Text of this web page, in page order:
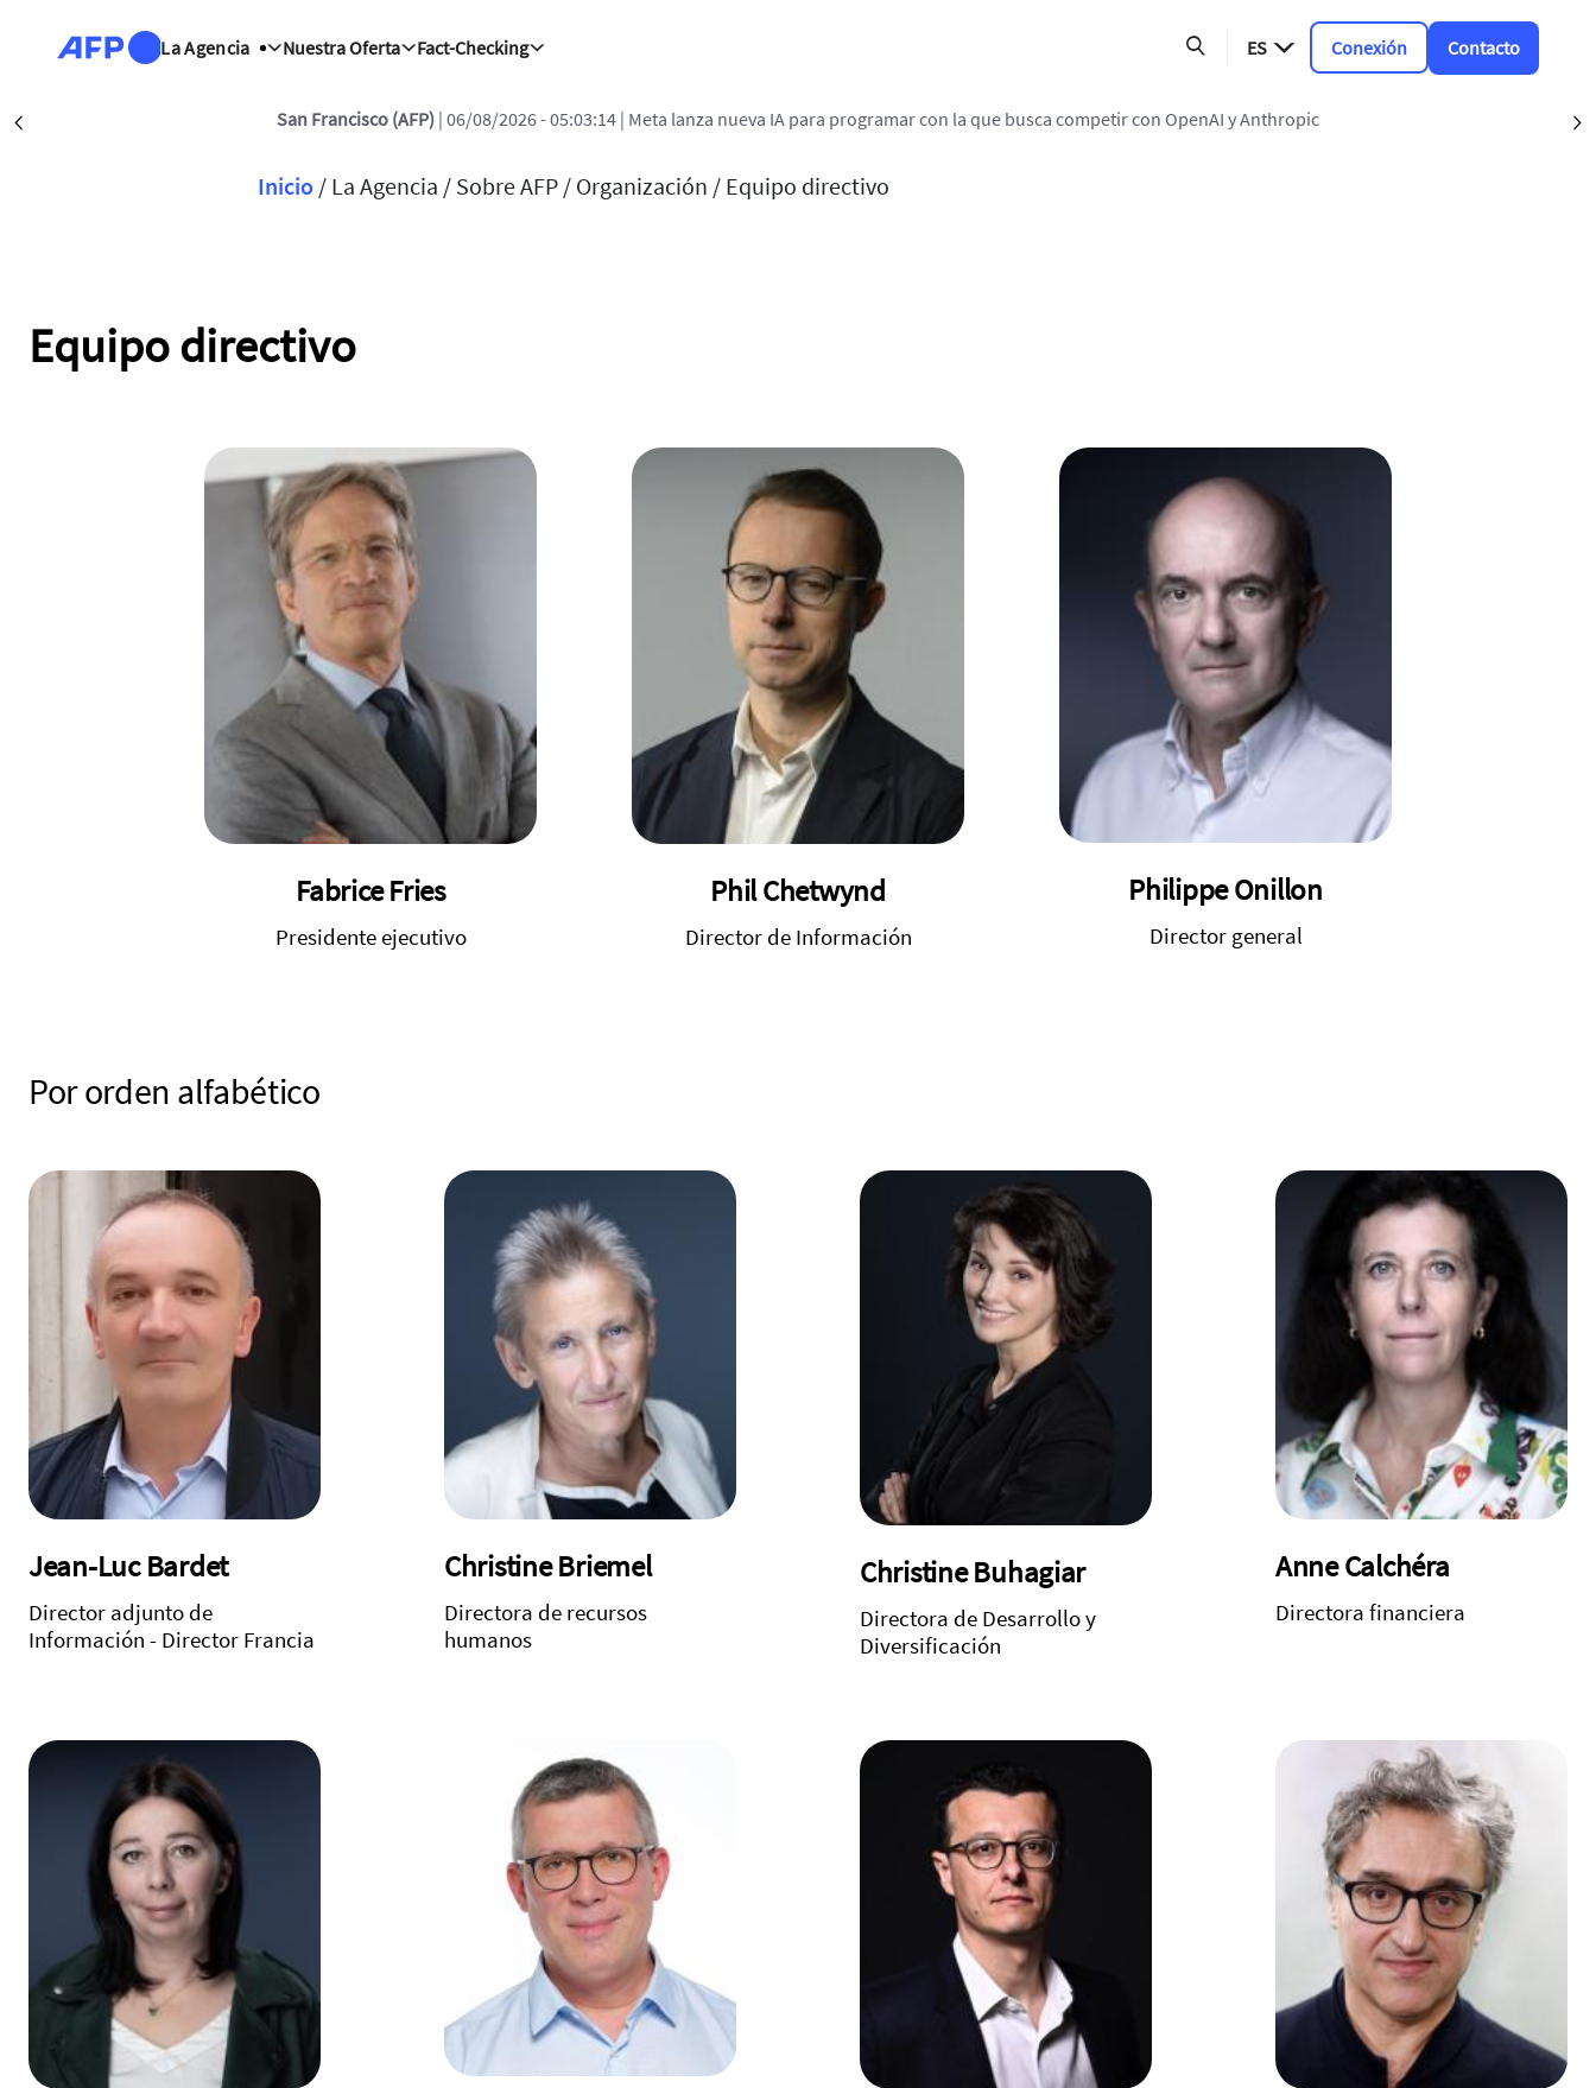
La Agencia
Nuestra Oferta Fact-Checking ES Conexión Contacto
San Francisco (AFP) | 06/08/2026 - 05:03:14 | Meta lanza nueva IA para programar con la que busca competir con OpenAI y Anthropic
Sobrescribir enlaces de ayuda a la navegación
Inicio / La Agencia / Sobre AFP / Organización / Equipo directivo
Equipo directivo
Fabrice Fries
Presidente ejecutivo
Phil Chetwynd
Director de Información
Philippe Onillon
Director general
Por orden alfabético
Jean-Luc Bardet
Director adjunto de
Información - Director Francia
Christine Briemel
Directora de recursos
humanos
Christine Buhagiar
Directora de Desarrollo y
Diversificación
Anne Calchéra
Directora financiera